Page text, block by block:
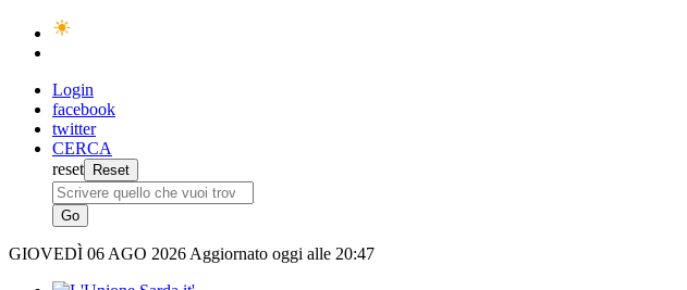
Login
facebook
twitter
CERCA
reset
GIOVEDÌ 06 AGO 2026 Aggiornato oggi alle 20:47